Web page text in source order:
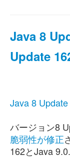
Java 8
Update
Java 8 Update
バージョン8
脆弱性が修正
162とJava